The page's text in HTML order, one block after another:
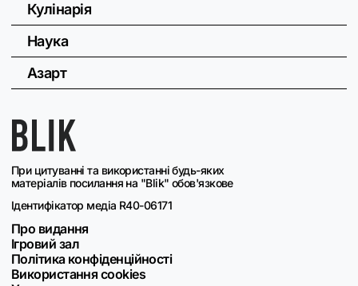
При цитуванні та використанні будь-яких
матеріалів посилання на "Blik" обов'язкове
Ідентифікатор медіа R40-06171
Про видання
Ігровий зал
Політика конфіденційності
Використання cookies
Кулінарія
Наука
Азарт